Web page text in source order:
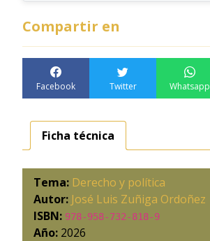
Compartir en
Facebook Twitter Whatsapp
Ficha técnica
Tema: Derecho y política
Autor: José Luis Zuñiga Ordoñez
ISBN: 978-958-732-818-9
Año: 2026